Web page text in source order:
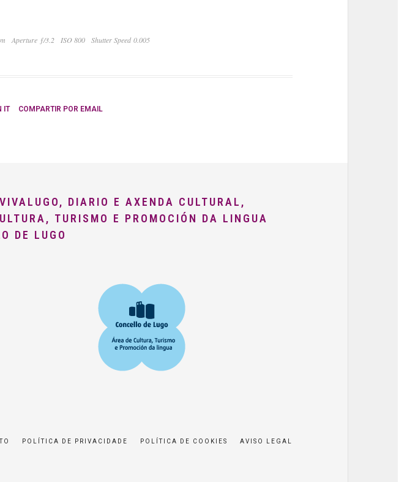
Aperture ƒ/3.2 ISO 800 Shutter Speed 0.005
IT COMPARTIR POR EMAIL
VIVALUGO, DIARIO E AXENDA CULTURAL,
TURISMO E PROMOCIÓN DA LINGUA
DE LUGO
POLÍTICA DE PRIVACIDADE POLÍTICA DE COOKIES
AVISO LEGAL